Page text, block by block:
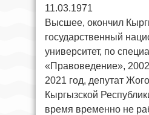
11.03.1971
Высшее, окончил
государственный
университет, по
«Правоведение», 2002
2021 год, депутат
Кыргызской
время временно не